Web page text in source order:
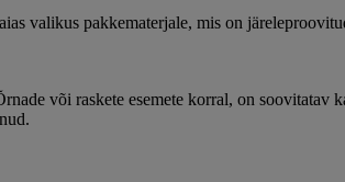
valikus pakkematerjale, mis on
või raskete esemete korral, on soovitatav